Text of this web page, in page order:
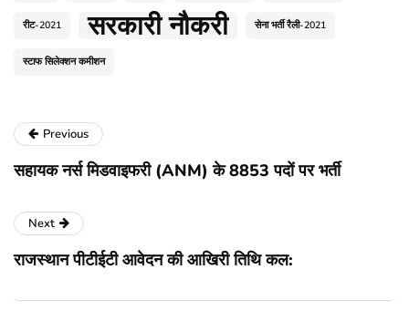
रीट-2021 सरकारी नौकरी सेना भर्ती रैली-2021
स्टाफ सिलेक्शन कमीशन
Previous
सहायक नर्स मिडवाइफरी (ANM) के 8853 पदों पर भर्ती
Next
राजस्थान पीटीईटी आवेदन की आखिरी तिथि कल: